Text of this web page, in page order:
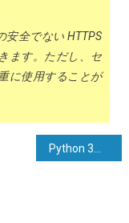
安全でない HTTPS
ます。ただし、セ
に使用することが